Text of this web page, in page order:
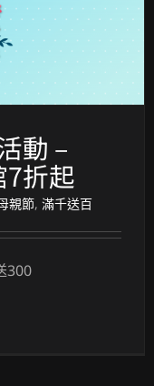
動 –
折起
親節, 滿千送百
300